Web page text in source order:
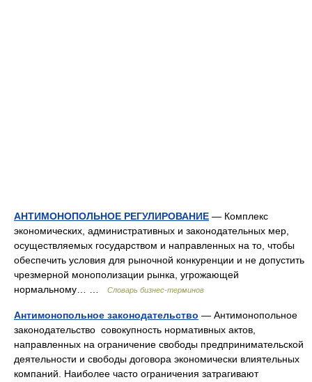
АНТИМОНОПОЛЬНОЕ РЕГУЛИРОВАНИЕ — Комплекс
экономических, административных и законодательных мер,
осуществляемых государством и направленных на то, чтобы
обеспечить условия для рыночной конкуренции и не допустить
чрезмерной монополизации рынка, угрожающей
нормальному… …
Словарь бизнес-терминов
Антимонопольное законодательство — Антимонопольное
законодательство совокупность нормативных актов,
направленных на ограничение свободы предпринимательской
деятельности и свободы договора экономически влиятельных
компаний. Наиболее часто ограничения затрагивают